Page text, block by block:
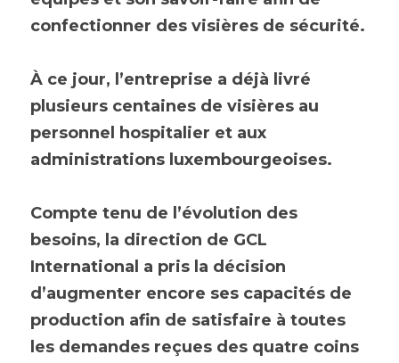
confectionner des visières de sécurité.
À ce jour, l’entreprise a déjà livré
plusieurs centaines de visières au
personnel hospitalier et aux
administrations luxembourgeoises.
Compte tenu de l’évolution des
besoins, la direction de GCL
International a pris la décision
d’augmenter encore ses capacités de
production afin de satisfaire à toutes
les demandes reçues des quatre coins